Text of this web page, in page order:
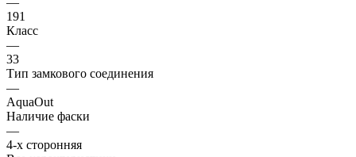
191
Класс
—
33
Тип замкового соединения
—
AquaOut
Наличие фаски
—
4-х сторонняя